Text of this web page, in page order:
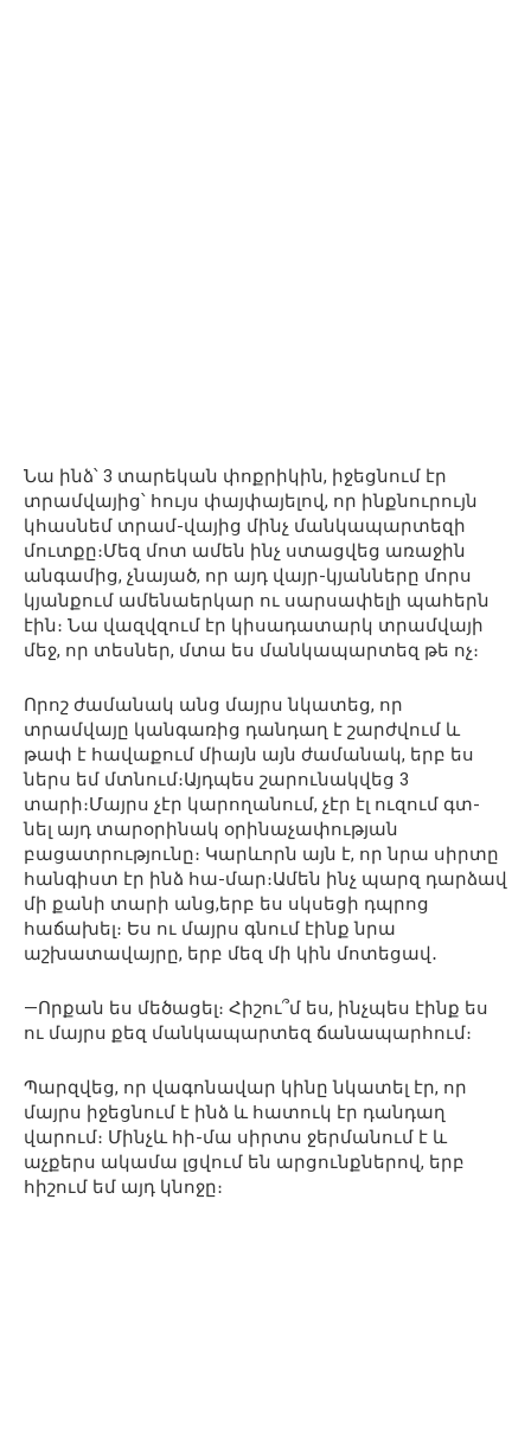
Նա ինձ՝ 3 տարեկան փոքրիկին, իջեցնում էր
տրամվայից՝ հույս փայփայելով, որ ինքնուրույն
կհասնեմ տրամ-վայից մինչ մանկապարտեզի
մուտքը։Մեզ մոտ ամեն ինչ ստացվեց առաջին
անգամից, չնայած, որ այդ վայր-կյանները մորս
կյանքում ամենաերկար ու սարսափելի պահերն
էին։ Նա վազվզում էր կիսադատարկ տրամվայի
մեջ, որ տեսներ, մտա ես մանկապարտեզ թե ոչ։
Որոշ ժամանակ անց մայրս նկատեց, որ
տրամվայը կանգառից դանդաղ է շարժվում և
թափ է հավաքում միայն այն ժամանակ, երբ ես
ներս եմ մտնում։Այդպես շարունակվեց 3
տարի։Մայրս չէր կարողանում, չէր էլ ուզում գտ-
նել այդ տարօրինակ օրինաչափության
բացատրությունը։ Կարևորն այն է, որ նրա սիրտը
հանգիստ էր ինձ հա-մար։Ամեն ինչ պարզ դարձավ
մի քանի տարի անց,երբ ես սկսեցի դպրոց
հաճախել։ Ես ու մայրս գնում էինք նրա
աշխատավայրը, երբ մեզ մի կին մոտեցավ․
—Որքան ես մեծացել։ Հիշու՞մ ես, ինչպես էինք ես
ու մայրս քեզ մանկապարտեզ ճանապարհում։
Պարզվեց, որ վագոնավար կինը նկատել էր, որ
մայրս իջեցնում է ինձ և հատուկ էր դանդաղ
վարում։ Մինչև հի-մա սիրտս ջերմանում է և
աչքերս ակամա լցվում են արցունքներով, երբ
հիշում եմ այդ կնոջը։